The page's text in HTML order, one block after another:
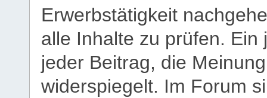
Erwerbstätigkeit
alle Inhalte zu prüfen.
jeder Beitrag, die
widerspiegelt. Im Forum